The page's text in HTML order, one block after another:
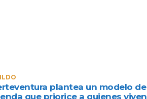
plantea un modelo de
que priorice a quienes viven